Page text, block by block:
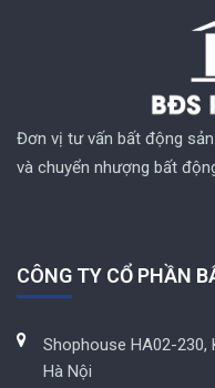
Đơn vị tư vấn bất động
và chuyển nhượng bất
CÔNG TY CỔ PHẦN
Shophouse HA02-230,
Hà Nội